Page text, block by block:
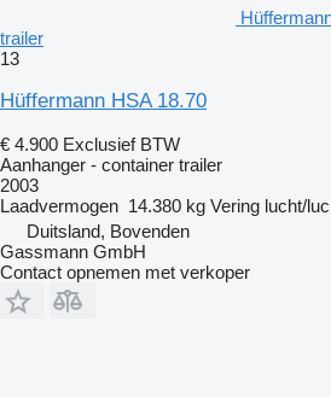
trailer
13
Hüffermann HSA 18.70
€ 4.900 Exclusief BTW
Aanhanger - container trailer
2003
Laadvermogen 14.380 kg Vering lucht/
Duitsland, Bovenden
Gassmann GmbH
Contact opnemen met verkoper